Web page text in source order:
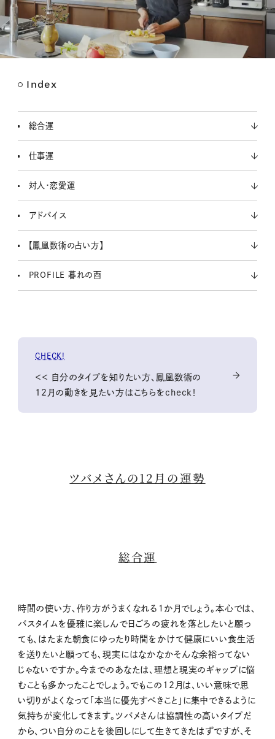
Index
総合運
仕事運
対人・恋愛運
アドバイス
【鳳凰数術の占い方】
PROFILE 暮れの酉
CHECK!
＜＜ 自分のタイプを知りたい方、鳳凰数術の
12月の動きを見たい方はこちらをcheck！
ツバメさんの12月の運勢
総合運
時間の使い方、作り方がうまくなれる１か月でしょう。本心では、
バスタイムを優雅に楽しんで日ごろの疲れを落としたいと願っ
ても、はたまた朝食にゆったり時間をかけて健康にいい食生活
を送りたいと願っても、現実にはなかなかそんな余裕ってない
じゃないですか。今までのあなたは、理想と現実のギャップに悩
むことも多かったことでしょう。でもこの12月は、いい意味で思
い切りがよくなって「本当に優先すべきこと」に集中できるように
気持ちが変化してきます。ツバメさんは協調性の高いタイプだ
から、つい自分のことを後回しにして生きてきたはずですが、そ